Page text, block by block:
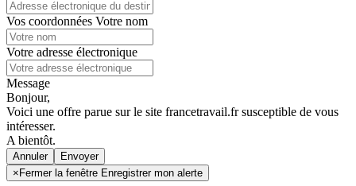
Vos coordonnées Votre nom
Votre adresse électronique
Message
Bonjour,
Voici une offre parue sur le site francetravail.fr susceptible de vous
intéresser.
A bientôt.
Annuler
× Fermer la fenêtre Enregistrer mon alerte